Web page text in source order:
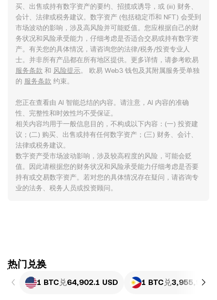
买、出售或持有数字资产的要约、招揽或诱导，或 (iii) 财务、
会计、法律或税务建议。数字资产 (包括稳定币和 NFT) 会受到
市场波动的影响，涉及高风险并可能贬值。您应根据自己的财
务状况和风险承受能力，仔细考虑是否适合交易或持有数字资
产。有关您的具体情况，请咨询您的法律/税务/投资专业人
士。并非所有产品都在所有地区提供。更多详情，请参考欧易
服务条款 和 风险提示。 欧易 Web3 钱包及其附属服务受单独
的 服务条款 约束。
您正在查看由 AI 智能总结的内容。请注意，AI 内容的准确
性、完整性和时效性均不受保证。
相关内容均用于一般信息目的，不构成以下内容：(一) 投资建
议；(二) 购买、出售或持有任何数字资产；(三) 财务、会计、
法律或税务建议。
数字资产受市场波动影响，涉及较高程度的风险，可能会贬
值。因此请根据您的财务状况和风险承受能力仔细考虑是否要
持有或交易数字资产。若对您的具体情况存在疑问，请咨询专
业的法务、税务人员或投资顾问。
ִִִִִִִִִִִִִִִִִִִִִִִִִִִִִִִִִִִִִִִִִִִִִִִִ热门兑换
1 BTC 兑64,902.1 USD 1 BTC 兑